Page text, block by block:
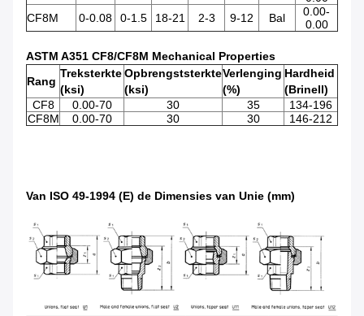
CF8M
0-0.08 0-1.5 18-21 2-3 9-12 Bal
0.00-
0.00
ASTM A351 CF8/CF8M Mechanical Properties
Rang
Treksterkte
(ksi)
Opbrengststerkte
(ksi)
Verlenging
(%)
Hardheid
(Brinell)
CF8
0.00-70 30 35
134-196
CF8M
0.00-70 30 30 146-212
Van ISO 49-1994 (E) de Dimensies van Unie (mm)